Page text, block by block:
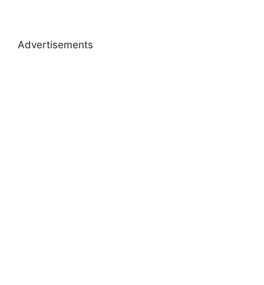
Advertisements